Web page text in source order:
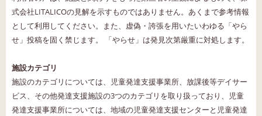
式会社LITALICOの見解を示すものではありません。あくまで参考情報
として利用してください。また、虚偽・誇張を用いたいわゆる「やら
せ」投稿を固く禁じます。 「やらせ」は発見次第厳重に対処します。
施設カテゴリ
施設のカテゴリについては、児童発達支援事業所、放課後等デイサー
ビス、その他発達支援施設の3つのカテゴリを取り扱っており、児童
発達支援事業所については、地域の児童発達支援センターと児童発達